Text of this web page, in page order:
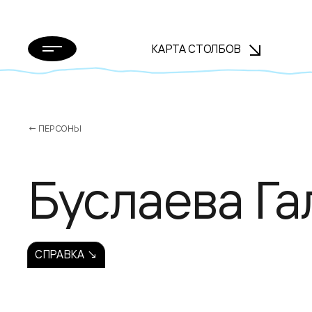
КАРТА СТОЛБОВ
← ПЕРСОНЫ
Буслаева
СПРАВКА ↘